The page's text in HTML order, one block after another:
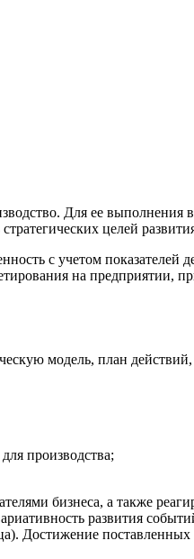
Для ее выполнения
целей
с учетом показателей
на предприятии,
модель, план действий,
производства;
бизнеса, а также
развития
Достижение